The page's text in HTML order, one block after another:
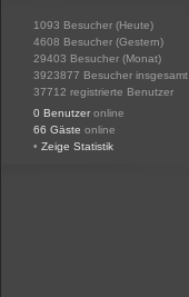
1093 Besucher (Heute)
4608 Besucher (Gestern)
29403 Besucher (Monat)
3923877 Besucher insgesamt
37712 registrierte Benutzer
0 Benutzer online
66 Gäste online
• Zeige Statistik